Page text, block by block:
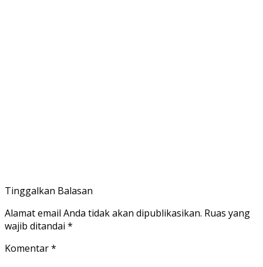
Tinggalkan Balasan
Alamat email Anda tidak akan dipublikasikan. Ruas yang
wajib ditandai *
Komentar*